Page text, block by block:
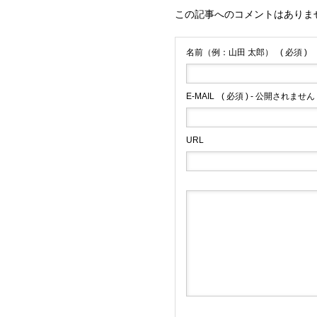
この記事へのコメントはありま
名前（例：山田 太郎） ( 必須 )
E-MAIL ( 必須 ) - 公開されません
URL